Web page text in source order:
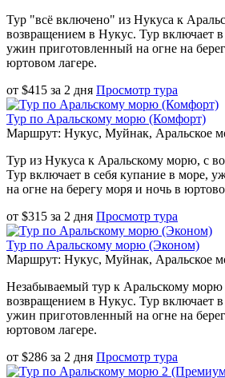
Тур "всё включено" из Нукуса к
возвращением в Нукус. Тур включает
ужин приготовленный на огне на
юртовом лагере.
от $415 за 2 дня Просмотр тура
Тур по Аральскому морю (Комфорт)
Маршрут: Нукус, Муйнак, Аральское
Тур из Нукуса к Аральскому морю, с
Тур включает в себя купание в море,
на огне на берегу моря и ночь в
от $315 за 2 дня Просмотр тура
Тур по Аральскому морю (Эконом)
Маршрут: Нукус, Муйнак, Аральское
Незабываемый тур к Аральскому морю
возвращением в Нукус. Тур включает
ужин приготовленный на огне на
юртовом лагере.
от $286 за 2 дня Просмотр тура